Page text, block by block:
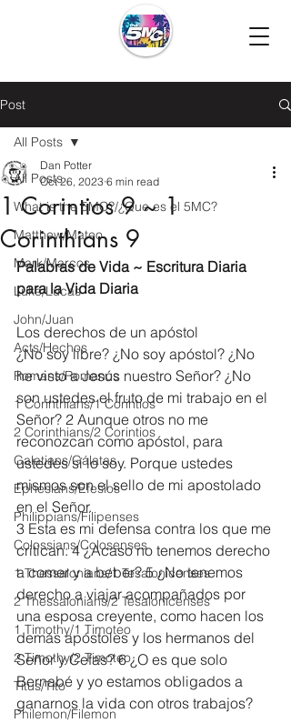
Post
All Posts
What is the 5MC?/¿Que es el 5MC?
Matthew/Mateo
Mark/Marcos
Luke/Lucas
John/Juan
Acts/Hechos
Romans/Romanos
1 Corinthians/1 Corintios
2 Corinthians/2 Corintios
Galatians/Gálatas
Ephesians/Efesios
Philippians/Filipenses
Colossians/Colosenses
1 Thessalonians/1 Tesalonicenses
2 Thessalonians/2 Tesalonicenses
1 Timothy/1 Timoteo
2 Timothy/2 Timoteo
Titus/Tito
Philemon/Filemon
All Posts
1 Corintios 9 ~ 1
Corinthians 9
Dan Potter
Oct 26, 2023 6 min read
Palabras de Vida ~ Escritura Diaria
para la Vida Diaria
Los derechos de un apóstol
¿No soy libre? ¿No soy apóstol? ¿No
he visto a Jesús nuestro Señor? ¿No
son ustedes el fruto de mi trabajo en el
Señor? 2 Aunque otros no me
reconozcan como apóstol, para
ustedes sí lo soy. Porque ustedes
mismos son el sello de mi apostolado
en el Señor.
3 Esta es mi defensa contra los que me
critican: 4 ¿Acaso no tenemos derecho
a comer y a beber? 5 ¿No tenemos
derecho a viajar acompañados por
una esposa creyente, como hacen los
demás apóstoles y los hermanos del
Señor y Cefas? 6 ¿O es que solo
Bernabé y yo estamos obligados a
ganarnos la vida con otros trabajos?